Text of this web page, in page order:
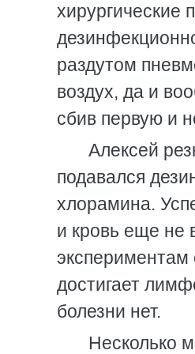
хирургические
раздутом
воздух, да и
сбив первую и
Алексей
подавался
хлорамина.
и кровь еще не
экспериментам
достигает
болезни нет.
Несколько